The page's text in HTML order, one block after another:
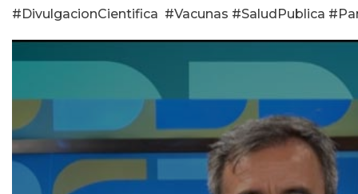
#DivulgacionCientifica #Vacunas #SaludPublica